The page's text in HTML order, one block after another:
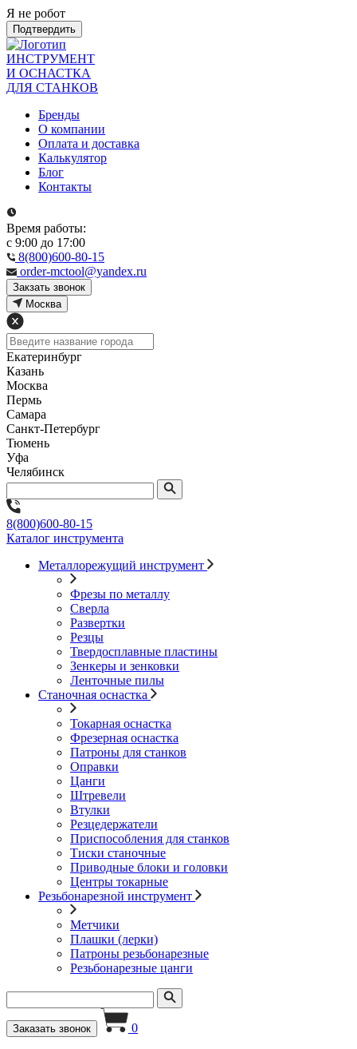
Я не робот
Подтвердить
ИНСТРУМЕНТ
И ОСНАСТКА
ДЛЯ СТАНКОВ
Бренды
О компании
Оплата и доставка
Калькулятор
Блог
Контакты
Время работы:
с 9:00 до 17:00
8(800)600-80-15
order-mctool@yandex.ru
Закзать звонок
Москва
Екатеринбург
Казань
Москва
Пермь
Самара
Санкт-Петербург
Тюмень
Уфа
Челябинск
8(800)600-80-15
Каталог инструмента
Металлорежущий инструмент
Фрезы по металлу
Сверла
Развертки
Резцы
Твердосплавные пластины
Зенкеры и зенковки
Ленточные пилы
Станочная оснастка
Токарная оснастка
Фрезерная оснастка
Патроны для станков
Оправки
Цанги
Штревели
Втулки
Резцедержатели
Приспособления для станков
Тиски станочные
Приводные блоки и головки
Центры токарные
Резьбонарезной инструмент
Метчики
Плашки (лерки)
Патроны резьбонарезные
Резьбонарезные цанги
Заказать звонок 0